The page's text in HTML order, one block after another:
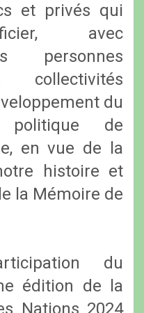
et privés qui
avec
personnes
collectivités
du
politique de
en vue de la
histoire et
la Mémoire de
du
édition de la